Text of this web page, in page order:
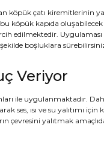
çatı kiremitlerinin
bu köpük kapıda
edilmektedir.
boşluklara
Veriyor
ile uygulanmaktadır.
ses, ısı ve su
çevresini yalıtmak